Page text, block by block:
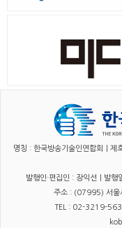
명칭 : 한국방송기술인연합회｜
발행인·편집인 : 장익선｜발
주소 : (07995) 서울
TEL : 02-3219-